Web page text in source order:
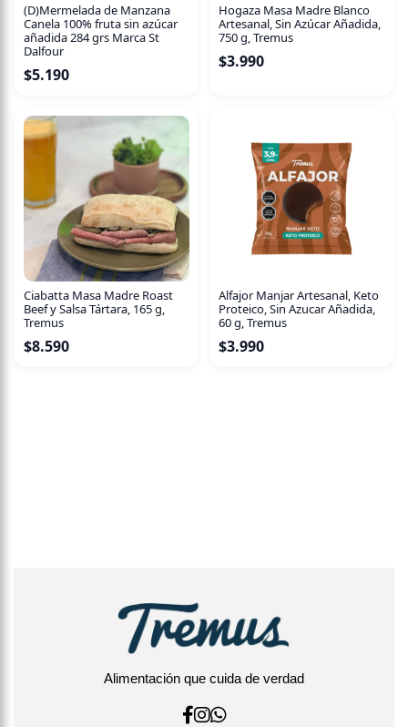
(D)Mermelada de Manzana
Canela 100% fruta sin azúcar
añadida 284 grs Marca St
Dalfour
$5.190
Hogaza Masa Madre Blanco
Artesanal, Sin Azúcar Añadida,
750 g, Tremus
$3.990
Ciabatta Masa Madre Roast
Beef y Salsa Tártara, 165 g,
Tremus
$8.590
Alfajor Manjar Artesanal, Keto
Proteico, Sin Azucar Añadida,
60 g, Tremus
$3.990
Alimentación que cuida de verdad